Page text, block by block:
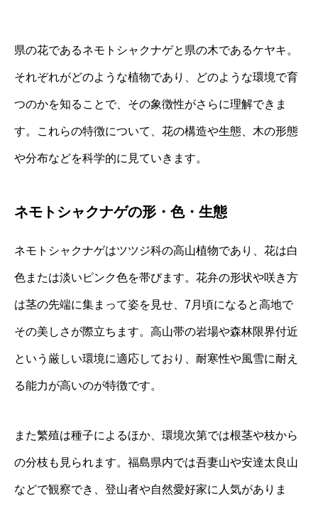
県の花であるネモトシャクナゲと県の木であるケヤキ。
それぞれがどのような植物であり、どのような環境で育
つのかを知ることで、その象徴性がさらに理解できま
す。これらの特徴について、花の構造や生態、木の形態
や分布などを科学的に見ていきます。
ネモトシャクナゲの形・色・生態
ネモトシャクナゲはツツジ科の高山植物であり、花は白
色または淡いピンク色を帯びます。花弁の形状や咲き方
は茎の先端に集まって姿を見せ、7月頃になると高地で
その美しさが際立ちます。高山帯の岩場や森林限界付近
という厳しい環境に適応しており、耐寒性や風雪に耐え
る能力が高いのが特徴です。
また繁殖は種子によるほか、環境次第では根茎や枝から
の分枝も見られます。福島県内では吾妻山や安達太良山
などで観察でき、登山者や自然愛好家に人気がありま